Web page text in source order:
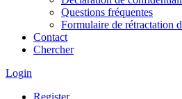
Questions fréquentes
Formulaire de rétractation
Contact
Chercher
Login
Register